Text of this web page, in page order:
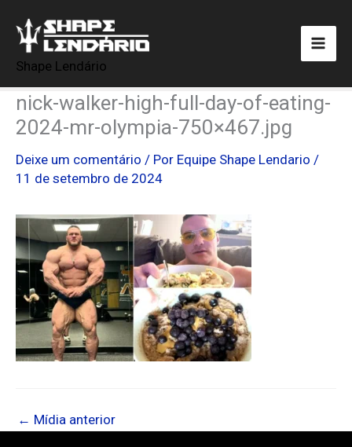
para
conteúdo
Shape Lendário
nick-walker-high-full-day-of-eating-
2024-mr-olympia-750×467.jpg
Deixe um comentário / Por Equipe Shape Lendario /
11 de setembro de 2024
← Mídia anterior